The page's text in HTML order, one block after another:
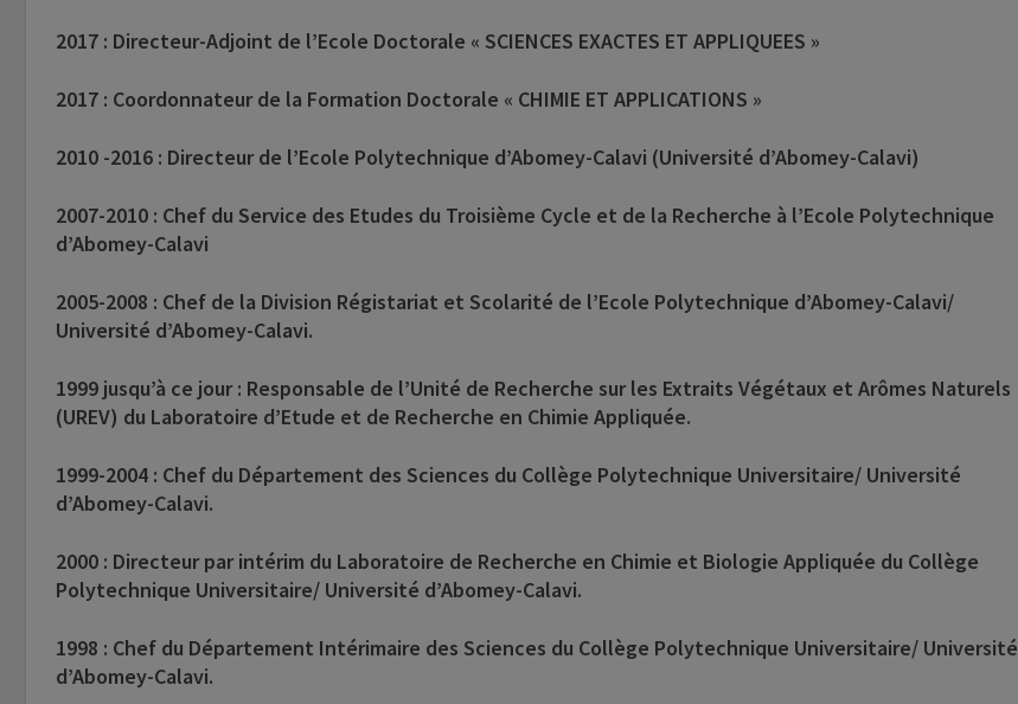
2017 : Directeur-Adjoint de l’Ecole Doctorale « SCIENCES EXACTES ET APPLIQUEES »
2017 : Coordonnateur de la Formation Doctorale « CHIMIE ET APPLICATIONS »
2010 -2016 : Directeur de l’Ecole Polytechnique d’Abomey-Calavi (Université d’Abomey-Calavi)
2007-2010 : Chef du Service des Etudes du Troisième Cycle et de la Recherche à l’Ecole Polytechnique
d’Abomey-Calavi
2005-2008 : Chef de la Division Régistariat et Scolarité de l’Ecole Polytechnique d’Abomey-Calavi/
Université d’Abomey-Calavi.
1999 jusqu’à ce jour : Responsable de l’Unité de Recherche sur les Extraits Végétaux et Arômes Naturels
(UREV) du Laboratoire d’Etude et de Recherche en Chimie Appliquée.
1999-2004 : Chef du Département des Sciences du Collège Polytechnique Universitaire/ Université
d’Abomey-Calavi.
2000 : Directeur par intérim du Laboratoire de Recherche en Chimie et Biologie Appliquée du Collège
Polytechnique Universitaire/ Université d’Abomey-Calavi.
1998 : Chef du Département Intérimaire des Sciences du Collège Polytechnique Universitaire/ Université
d’Abomey-Calavi.